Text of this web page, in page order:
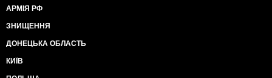
АРМІЯ РФ
ЗНИЩЕННЯ
ДОНЕЦЬКА ОБЛАСТЬ
КИЇВ